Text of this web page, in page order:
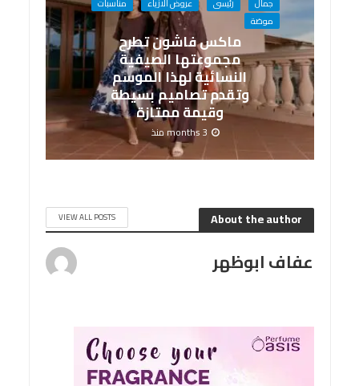
جمال رئيسى عروض الازياء
مناسبات
موضة
ماكس فاشون تطرح
مجموعتها الصيفية
النسائية لهذا الموسم
وتقدم تصاميم بسيطة
وقيمة ممتازة
3 months منذ
About the author
VIEW ALL POSTS
عفاف ابوظهر